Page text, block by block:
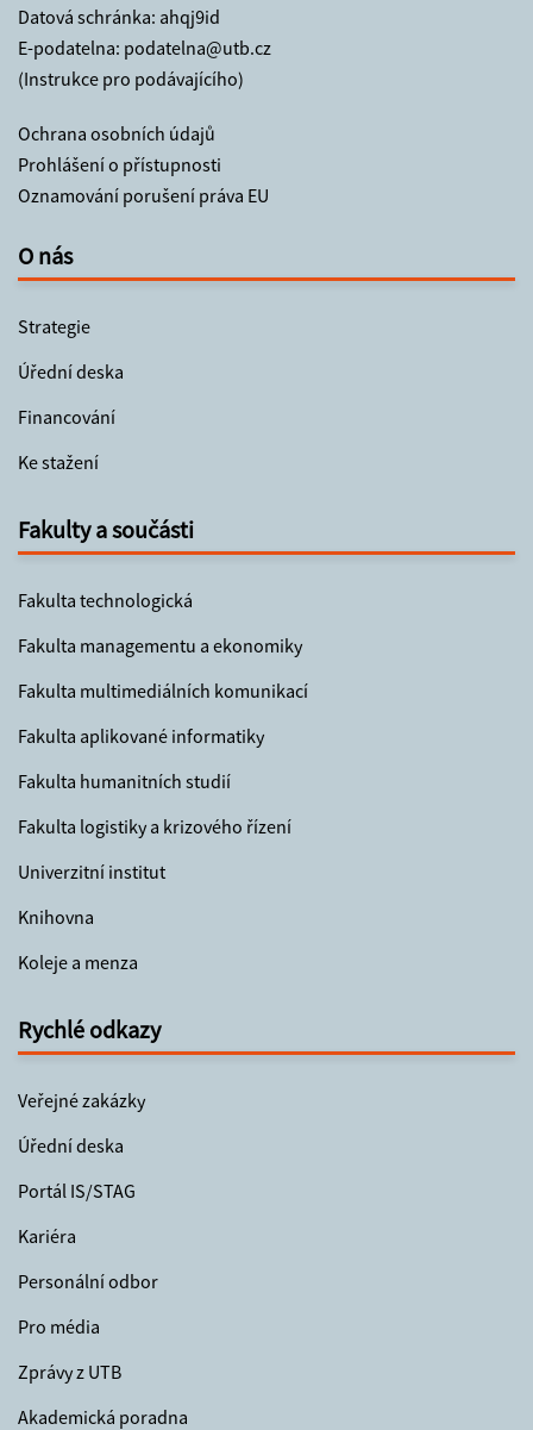
Datová schránka: ahqj9id
E-podatelna: podatelna@utb.cz
(Instrukce pro podávajícího)
Ochrana osobních údajů
Prohlášení o přístupnosti
Oznamování porušení práva EU
O nás
Strategie
Úřední deska
Financování
Ke stažení
Fakulty a součásti
Fakulta technologická
Fakulta managementu a ekonomiky
Fakulta multimediálních komunikací
Fakulta aplikované informatiky
Fakulta humanitních studií
Fakulta logistiky a krizového řízení
Univerzitní institut
Knihovna
Koleje a menza
Rychlé odkazy
Veřejné zakázky
Úřední deska
Portál IS/STAG
Kariéra
Personální odbor
Pro média
Zprávy z UTB
Akademická poradna